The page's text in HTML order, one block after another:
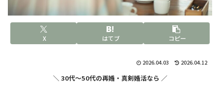
X はてブ コピー
2026.04.03 2026.04.12
＼ 30代〜50代の再婚・真剣婚活なら ／